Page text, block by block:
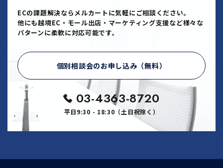
ECの課題解決ならメルカートに気軽にご相談ください。
他にも越境EC・モール出店・マーケティング支援など様々な
パターンに柔軟に対応可能です。
個別相談会のお申し込み（無料）
03-4363-8720
平日9:30 - 18:30（土日祝除く）